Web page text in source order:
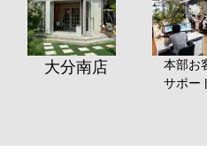
大分南店
本部お
サポー